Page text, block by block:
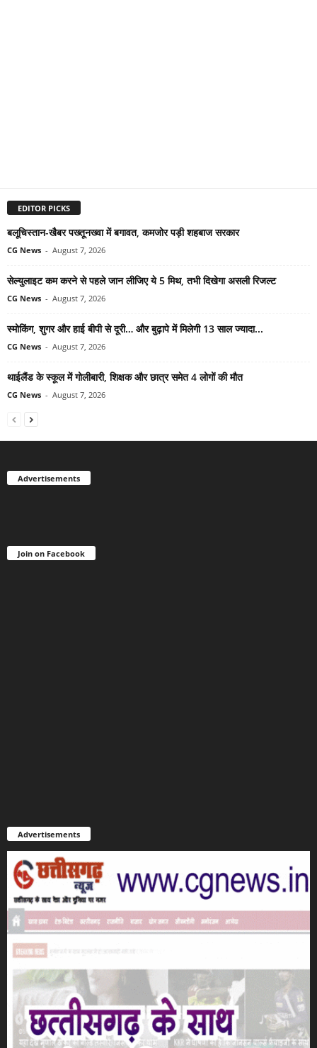
EDITOR PICKS
बलूचिस्तान-खैबर पख्तूनख्वा में बगावत, कमजोर पड़ी शहबाज सरकार
CG News - August 7, 2026
सेल्युलाइट कम करने से पहले जान लीजिए ये 5 मिथ, तभी दिखेगा असली रिजल्ट
CG News - August 7, 2026
स्मोकिंग, शुगर और हाई बीपी से दूरी… और बुढ़ापे में मिलेगी 13 साल ज्यादा...
CG News - August 7, 2026
थाईलैंड के स्कूल में गोलीबारी, शिक्षक और छात्र समेत 4 लोगों की मौत
CG News - August 7, 2026
Advertisements
Join on Facebook
Advertisements